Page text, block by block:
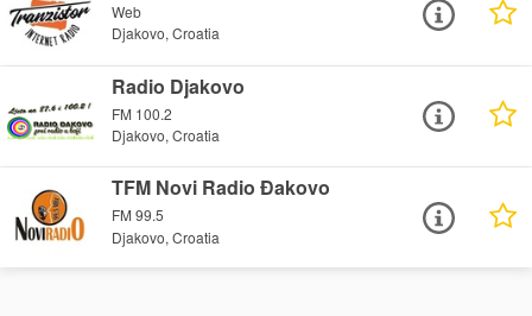
Web
Djakovo, Croatia
Radio Djakovo
FM 100.2
Djakovo, Croatia
TFM Novi Radio Đakovo
FM 99.5
Djakovo, Croatia